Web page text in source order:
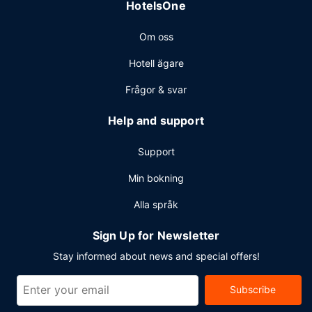
HotelsOne
Om oss
Hotell ägare
Frågor & svar
Help and support
Support
Min bokning
Alla språk
Sign Up for Newsletter
Stay informed about news and special offers!
Subscribe